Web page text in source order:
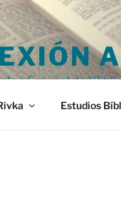
en Español de
Estudios